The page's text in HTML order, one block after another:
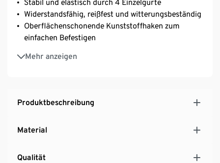
Stabil und elastisch durch 4 Einzelgurte
Widerstandsfähig, reißfest und witterungsbeständig
Oberflächenschonende Kunststoffhaken zum
einfachen Befestigen
Mehr anzeigen
Gurt passend für viele Gepäckträger und
Fahrradkörbe
Produktbeschreibung
Material
Qualität